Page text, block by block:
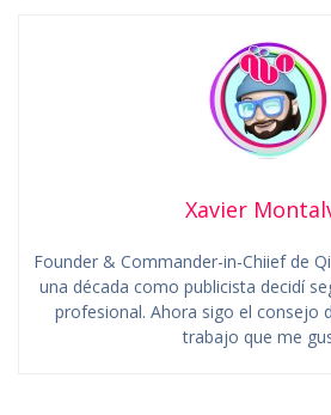
Xavier
Founder & Commander-in-Chiief de
una década como publicista decidí
profesional. Ahora sigo el consejo
trabajo que me